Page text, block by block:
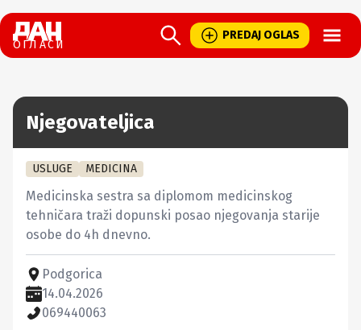
ОГЛАСИ
PREDAJ OGLAS
Njegovateljica
USLUGE MEDICINA
Medicinska sestra sa diplomom medicinskog
tehničara traži dopunski posao njegovanja starije
osobe do 4h dnevno.
Podgorica
14.04.2026
069440063